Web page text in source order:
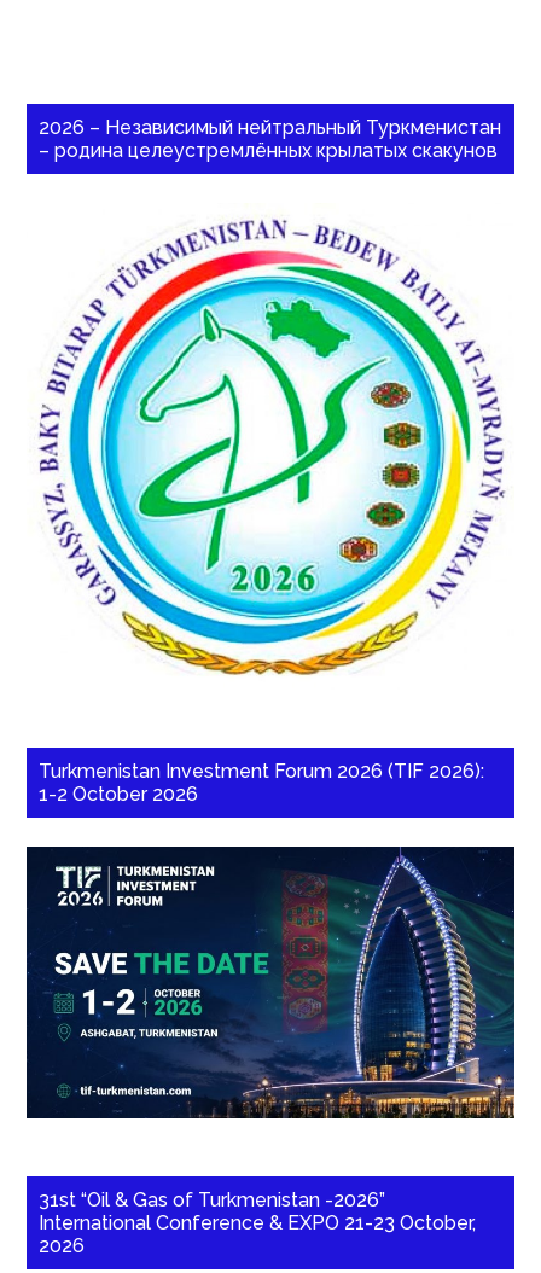
2026 – Независимый нейтральный Туркменистан
– родина целеустремлённых крылатых скакунов
Turkmenistan Investment Forum 2026 (TIF 2026):
1-2 October 2026
31st “Oil & Gas of Turkmenistan -2026”
International Conference & EXPO 21-23 October,
2026